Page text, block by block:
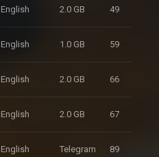
English 2.0 GB 49
English 1.0 GB 59
English 2.0 GB 66
English 2.0 GB 67
English Telegram 89